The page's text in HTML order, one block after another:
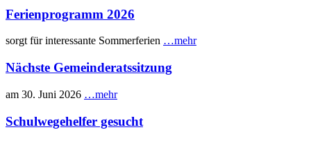
Ferienprogramm 2026
sorgt für interessante Sommerferien …mehr
Nächste Gemeinderatssitzung
am 30. Juni 2026 …mehr
Schulwegehelfer gesucht